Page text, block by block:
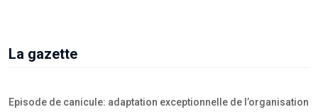
La gazette
Episode de canicule: adaptation exceptionnelle de l’organisation